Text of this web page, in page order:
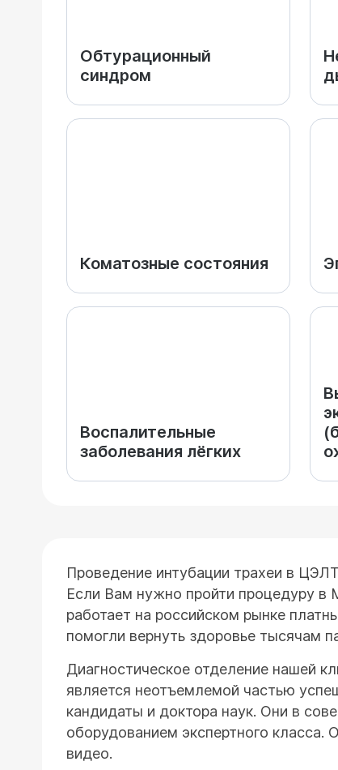
Обтурационный
синдром
Коматозные состояния
Воспалительные
заболевания лёгких
Проведение интубации трахеи в ЦЭЛТ
Если Вам нужно пройти процедуру в
работает на российском рынке
помогли вернуть здоровье тысячам
Диагностическое отделение нашей
является неотъемлемой частью
кандидаты и доктора наук. Они в
оборудованием экспертного
видео.